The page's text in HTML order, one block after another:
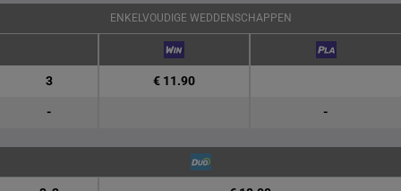
ENKELVOUDIGE WEDDENSCHAPPEN
3 € 11.90
- -